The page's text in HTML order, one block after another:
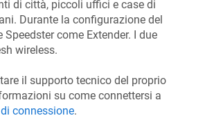
di città, piccoli uffici e case di
Durante la configurazione del
come Extender. I due
wireless.
il supporto tecnico del proprio
su come connettersi a
connessione.